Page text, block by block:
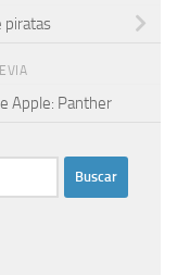
piratas
Apple: Panther